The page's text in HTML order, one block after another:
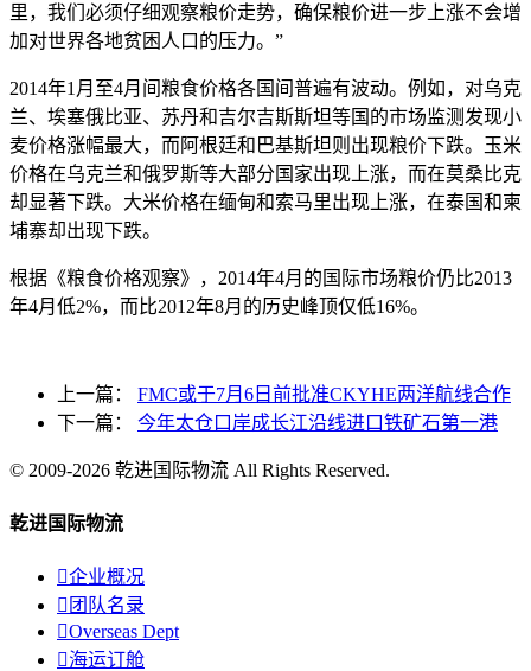
里，我们必须仔细观察粮价走势，确保粮价进一步上涨不会增
加对世界各地贫困人口的压力。”
2014年1月至4月间粮食价格各国间普遍有波动。例如，对乌克
兰、埃塞俄比亚、苏丹和吉尔吉斯斯坦等国的市场监测发现小
麦价格涨幅最大，而阿根廷和巴基斯坦则出现粮价下跌。玉米
价格在乌克兰和俄罗斯等大部分国家出现上涨，而在莫桑比克
却显著下跌。大米价格在缅甸和索马里出现上涨，在泰国和柬
埔寨却出现下跌。
根据《粮食价格观察》，2014年4月的国际市场粮价仍比2013
年4月低2%，而比2012年8月的历史峰顶仅低16%。
上一篇：
FMC或于7月6日前批准CKYHE两洋航线合作
下一篇：
今年太仓口岸成长江沿线进口铁矿石第一港
© 2009-2026 乾进国际物流 All Rights Reserved.
乾进国际物流
企业概况
 团队名录
Overseas Dept
海运订舱